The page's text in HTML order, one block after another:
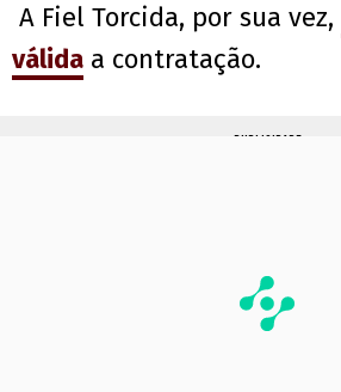
A Fiel Torcida, por sua vez,
válida a contratação.
PUBLICIDADE